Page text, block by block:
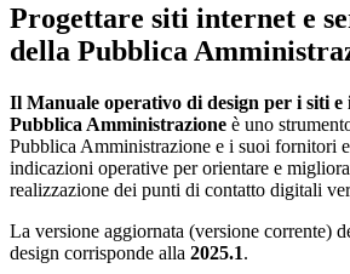
Progettare siti internet e
della Pubblica
Il Manuale operativo di design per i siti e
Pubblica Amministrazione è uno
Pubblica Amministrazione e i suoi fornitori
indicazioni operative per orientare e
realizzazione dei punti di contatto digitali
La versione aggiornata (versione corrente)
design corrisponde alla 2025.1.